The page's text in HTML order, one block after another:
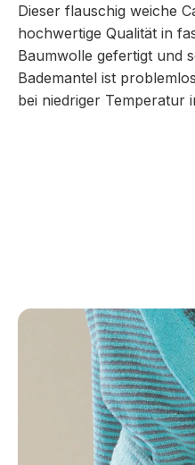
Dieser flauschig weiche
hochwertige Qualität in
Baumwolle gefertigt und
Bademantel ist
bei niedriger Temperatur